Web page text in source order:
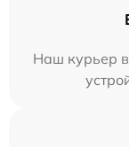
Наш курьер